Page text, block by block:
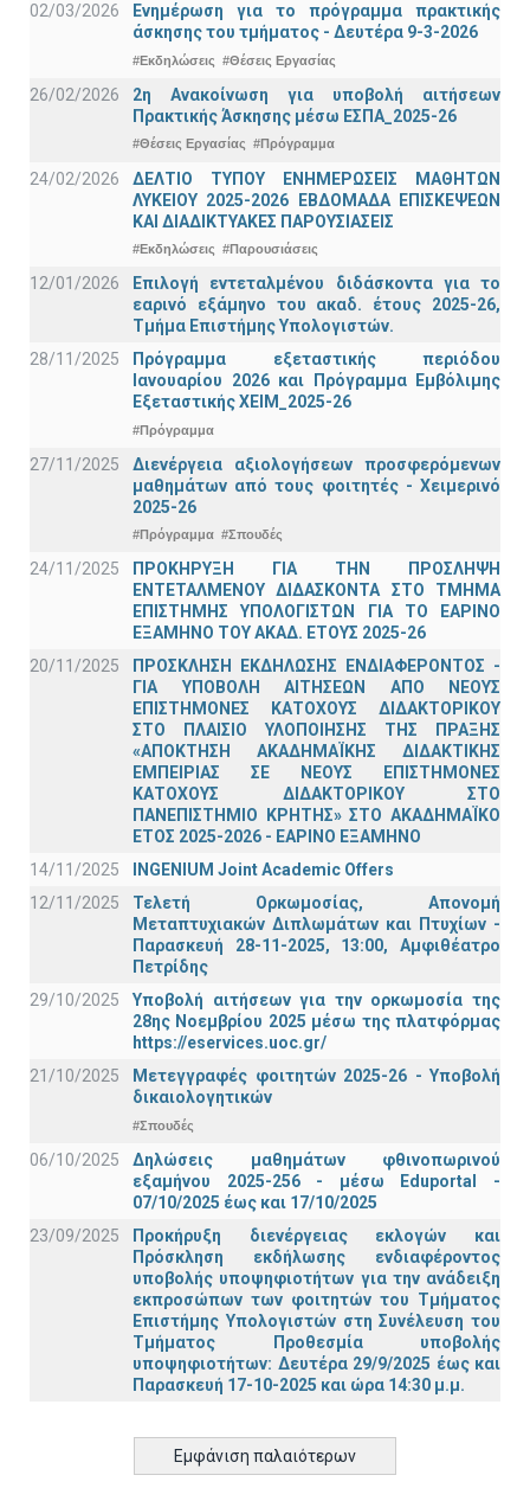
02/03/2026
Ενημέρωση για το πρόγραμμα πρακτικής
άσκησης του τμήματος - Δευτέρα 9-3-2026
#Εκδηλώσεις #Θέσεις Εργασίας
26/02/2026
2η Ανακοίνωση για υποβολή αιτήσεων
Πρακτικής Άσκησης μέσω ΕΣΠΑ_2025-26
#Θέσεις Εργασίας #Πρόγραμμα
24/02/2026
ΔΕΛΤΙΟ ΤΥΠΟΥ ΕΝΗΜΕΡΩΣΕΙΣ ΜΑΘΗΤΩΝ
ΛΥΚΕΙΟΥ 2025-2026 ΕΒΔΟΜΑΔΑ ΕΠΙΣΚΕΨΕΩΝ
ΚΑΙ ΔΙΑΔΙΚΤΥΑΚΕΣ ΠΑΡΟΥΣΙΑΣΕΙΣ
#Εκδηλώσεις #Παρουσιάσεις
12/01/2026
Επιλογή εντεταλμένου διδάσκοντα για το
εαρινό εξάμηνο του ακαδ. έτους 2025-26,
Τμήμα Επιστήμης Υπολογιστών.
28/11/2025
Πρόγραμμα εξεταστικής περιόδου
Ιανουαρίου 2026 και Πρόγραμμα Εμβόλιμης
Εξεταστικής ΧΕΙΜ_2025-26
#Πρόγραμμα
27/11/2025
Διενέργεια αξιολογήσεων προσφερόμενων
μαθημάτων από τους φοιτητές - Χειμερινό
2025-26
#Πρόγραμμα #Σπουδές
24/11/2025
ΠΡΟΚΗΡΥΞΗ ΓΙΑ ΤΗΝ ΠΡΟΣΛΗΨΗ
ΕΝΤΕΤΑΛΜΕΝΟΥ ΔΙΔΑΣΚΟΝΤΑ ΣΤΟ ΤΜΗΜΑ
ΕΠΙΣΤΗΜΗΣ ΥΠΟΛΟΓΙΣΤΩΝ ΓΙΑ ΤΟ ΕΑΡΙΝΟ
ΕΞΑΜΗΝΟ ΤΟΥ ΑΚΑΔ. ΕΤΟΥΣ 2025-26
20/11/2025
ΠΡΟΣΚΛΗΣΗ ΕΚΔΗΛΩΣΗΣ ΕΝΔΙΑΦΕΡΟΝΤΟΣ -
ΓΙΑ ΥΠΟΒΟΛΗ ΑΙΤΗΣΕΩΝ ΑΠΟ ΝΕΟΥΣ
ΕΠΙΣΤΗΜΟΝΕΣ ΚΑΤΟΧΟΥΣ ΔΙΔΑΚΤΟΡΙΚΟΥ
ΣΤΟ ΠΛΑΙΣΙΟ ΥΛΟΠΟΙΗΣΗΣ ΤΗΣ ΠΡΑΞΗΣ
«ΑΠΟΚΤΗΣΗ ΑΚΑΔΗΜΑΪΚΗΣ ΔΙΔΑΚΤΙΚΗΣ
ΕΜΠΕΙΡΙΑΣ ΣΕ ΝΕΟΥΣ ΕΠΙΣΤΗΜΟΝΕΣ
ΚΑΤΟΧΟΥΣ ΔΙΔΑΚΤΟΡΙΚΟΥ ΣΤΟ
ΠΑΝΕΠΙΣΤΗΜΙΟ ΚΡΗΤΗΣ» ΣΤΟ ΑΚΑΔΗΜΑΪΚΟ
ΕΤΟΣ 2025-2026 - ΕΑΡΙΝΟ ΕΞΑΜΗΝΟ
14/11/2025
INGENIUM Joint Academic Offers
12/11/2025
Τελετή Ορκωμοσίας, Απονομή
Μεταπτυχιακών Διπλωμάτων και Πτυχίων -
Παρασκευή 28-11-2025, 13:00, Αμφιθέατρο
Πετρίδης
29/10/2025
Υποβολή αιτήσεων για την ορκωμοσία της
28ης Νοεμβρίου 2025 μέσω της πλατφόρμας
https://eservices.uoc.gr/
21/10/2025
Μετεγγραφές φοιτητών 2025-26 - Υποβολή
δικαιολογητικών
#Σπουδές
06/10/2025
Δηλώσεις μαθημάτων φθινοπωρινού
εξαμήνου 2025-256 - μέσω Εduportal -
07/10/2025 έως και 17/10/2025
23/09/2025
Προκήρυξη διενέργειας εκλογών και
Πρόσκληση εκδήλωσης ενδιαφέροντος
υποβολής υποψηφιοτήτων για την ανάδειξη
εκπροσώπων των φοιτητών του Τμήματος
Επιστήμης Υπολογιστών στη Συνέλευση του
Τμήματος Προθεσμία υποβολής
υποψηφιοτήτων: Δευτέρα 29/9/2025 έως και
Παρασκευή 17-10-2025 και ώρα 14:30 μ.μ.
Εμφάνιση παλαιότερων